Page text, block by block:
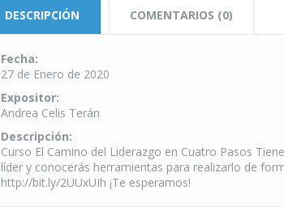
DESCRIPCIÓN COMENTARIOS (0)
Fecha:
27 de Enero de 2020
Expositor:
Andrea Celis Terán
Descripción:
Curso El Camino del Liderazgo en Cuatro Pasos
líder y conocerás herramientas para realizarlo de
http://bit.ly/2UUxUIh ¡Te esperamos!